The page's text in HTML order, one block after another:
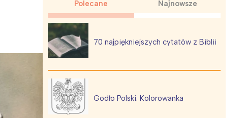
Polecane Najnowsze
70 najpiękniejszych cytatów z Biblii
Godło Polski. Kolorowanka